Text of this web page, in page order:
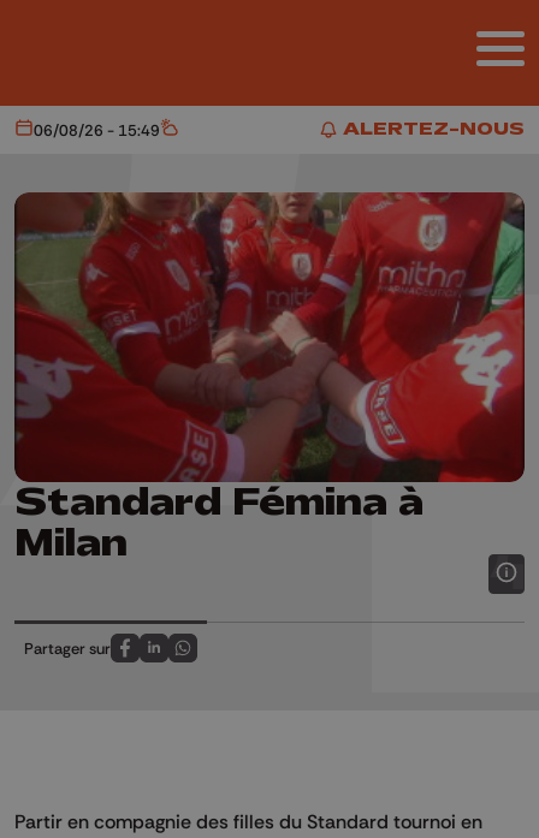
ALERTEZ-NOUS
ALERTEZ-NOUS
Aujourd'hui
06/08/26 - 15:49 Météo
Standard Fémina à
Milan
Partager sur
Partagez sur FaceBook
Partagez sur LinkedIn
Partagez sur Whatsapp
Partir en compagnie des filles du Standard tournoi en